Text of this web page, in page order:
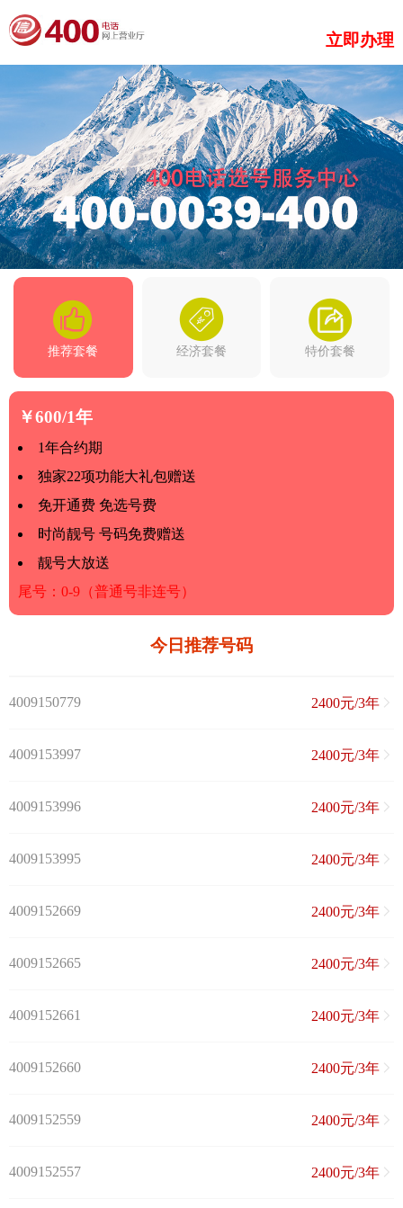
立即办理
推荐套餐 经济套餐 特价套餐
￥600/1年
1年合约期
独家22项功能大礼包赠送
免开通费 免选号费
时尚靓号 号码免费赠送
靓号大放送
尾号：0-9（普通号非连号）
今日推荐号码
4009150779 2400元/3年
4009153997 2400元/3年
4009153996 2400元/3年
4009153995 2400元/3年
4009152669 2400元/3年
4009152665 2400元/3年
4009152661 2400元/3年
4009152660 2400元/3年
4009152559 2400元/3年
4009152557 2400元/3年